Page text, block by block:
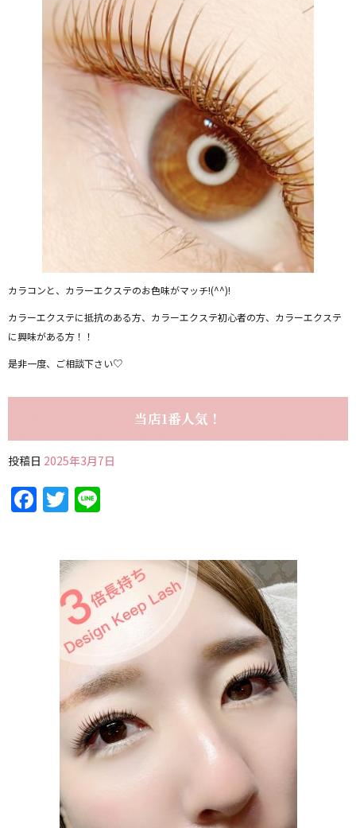
カラコンと、カラーエクステのお色味がマッチ!(^^)!
カラーエクステに抵抗のある方、カラーエクステ初心者の方、カラーエクステ
に興味がある方！！
是非一度、ご相談下さい♡
当店1番人気！
投稿日 2025年3月7日
Facebook
Twitter